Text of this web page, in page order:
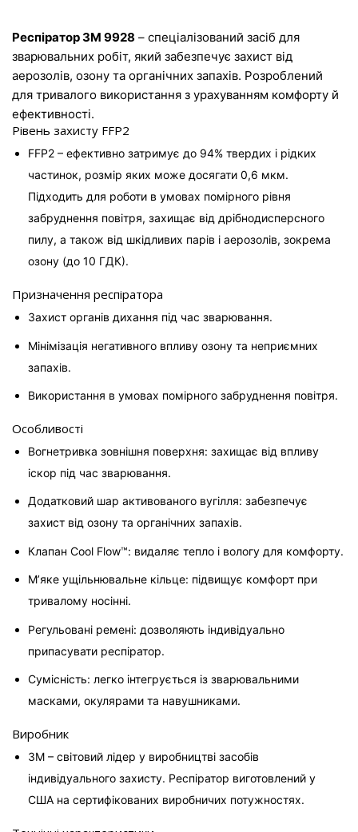
Респіратор 3M 9928 – спеціалізований засіб для
зварювальних робіт, який забезпечує захист від
аерозолів, озону та органічних запахів. Розроблений
для тривалого використання з урахуванням комфорту й
ефективності.
Рівень захисту FFP2
FFP2 – ефективно затримує до 94% твердих і рідких
частинок, розмір яких може досягати 0,6 мкм.
Підходить для роботи в умовах помірного рівня
забруднення повітря, захищає від дрібнодисперсного
пилу, а також від шкідливих парів і аерозолів, зокрема
озону (до 10 ГДК).
Призначення респіратора
Захист органів дихання під час зварювання.
Мінімізація негативного впливу озону та неприємних
запахів.
Використання в умовах помірного забруднення повітря.
Особливості
Вогнетривка зовнішня поверхня: захищає від впливу
іскор під час зварювання.
Додатковий шар активованого вугілля: забезпечує
захист від озону та органічних запахів.
Клапан Cool Flow™: видаляє тепло і вологу для комфорту.
М’яке ущільнювальне кільце: підвищує комфорт при
тривалому носінні.
Регульовані ремені: дозволяють індивідуально
припасувати респіратор.
Сумісність: легко інтегрується із зварювальними
масками, окулярами та навушниками.
Виробник
3M – світовий лідер у виробництві засобів
індивідуального захисту. Респіратор виготовлений у
США на сертифікованих виробничих потужностях.